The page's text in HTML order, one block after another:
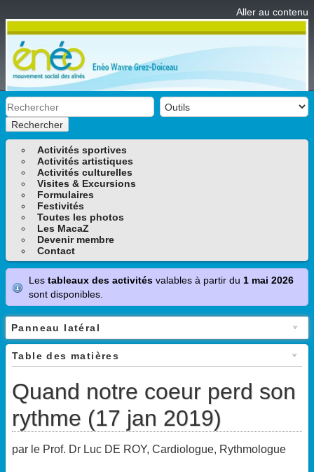
Aller au contenu
Rechercher
Activités sportives
Activités artistiques
Activités culturelles
Visites & Excursions
Formulaires
Festivités
Toutes les photos
Les MacaZ
Devenir membre
Contact
Les tableaux des activités valables à partir du 1 mai 2026
sont disponibles.
Panneau latéral
Table des matières
Quand notre coeur perd son
rythme (17 jan 2019)
par le Prof. Dr Luc DE ROY, Cardiologue, Rythmologue